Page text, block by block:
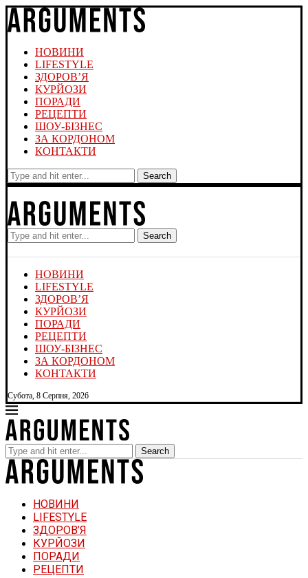
НОВИНИ
LIFESTYLE
ЗДОРОВ’Я
КУРЙОЗИ
ПОРАДИ
РЕЦЕПТИ
ШОУ-БІЗНЕС
ЗА КОРДОНОМ
КОНТАКТИ
Search
Search
НОВИНИ
LIFESTYLE
ЗДОРОВ’Я
КУРЙОЗИ
ПОРАДИ
РЕЦЕПТИ
ШОУ-БІЗНЕС
ЗА КОРДОНОМ
КОНТАКТИ
Субота, 8 Серпня, 2026
Search
НОВИНИ
LIFESTYLE
ЗДОРОВ’Я
КУРЙОЗИ
ПОРАДИ
РЕЦЕПТИ